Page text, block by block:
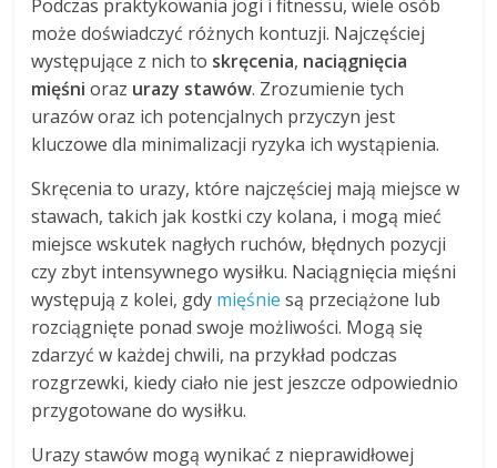
Podczas praktykowania jogi i fitnessu, wiele osób
może doświadczyć różnych kontuzji. Najczęściej
występujące z nich to skręcenia, naciągnięcia
mięśni oraz urazy stawów. Zrozumienie tych
urazów oraz ich potencjalnych przyczyn jest
kluczowe dla minimalizacji ryzyka ich wystąpienia.
Skręcenia to urazy, które najczęściej mają miejsce w
stawach, takich jak kostki czy kolana, i mogą mieć
miejsce wskutek nagłych ruchów, błędnych pozycji
czy zbyt intensywnego wysiłku. Naciągnięcia mięśni
występują z kolei, gdy mięśnie są przeciążone lub
rozciągnięte ponad swoje możliwości. Mogą się
zdarzyć w każdej chwili, na przykład podczas
rozgrzewki, kiedy ciało nie jest jeszcze odpowiednio
przygotowane do wysiłku.
Urazy stawów mogą wynikać z nieprawidłowej